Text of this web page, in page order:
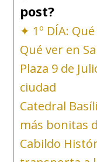
post?
✦ 1º DÍA:
Qué ver en
Plaza 9 de
ciudad
Catedral
más bonitas
Cabildo